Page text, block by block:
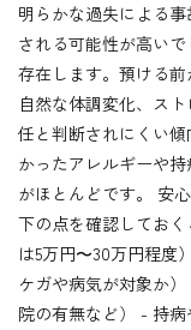
明らかな過失による
される可能性が高い
存在します。預ける
自然な体調変化、ス
任と判断されにくい
かったアレルギーや
がほとんどです。 安
下の点を確認してお
は5万円〜30万円程度
ケガや病気が対象か
院の有無など） - 持